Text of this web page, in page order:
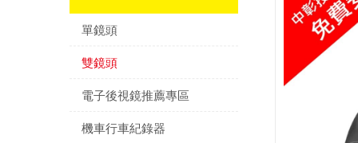
單鏡頭
雙鏡頭
電子後視鏡推薦專區
機車行車紀錄器